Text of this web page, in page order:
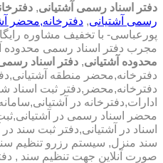
دفتر اسناد رسمی آشتیانی,
رسمی آشتیانی, دفترخانه,محضر
پورعباسی- با تخفیف مشاوره
مجرب دفتر اسناد رسمی محدوده
محدوده آشتیانی, دفتر اسناد
دفترخانه,محضر منطقه
دفترخانه,محضر,دفتر ثبت اسناد
ادارات,دفترخانه در
محضر اسناد رسمی در
اسناد در آشتیانی,دفتر ثبت سند
سند منزل, سیستم رزرو تنظیم
صورت آنلاین جهت تنظیم سند ,